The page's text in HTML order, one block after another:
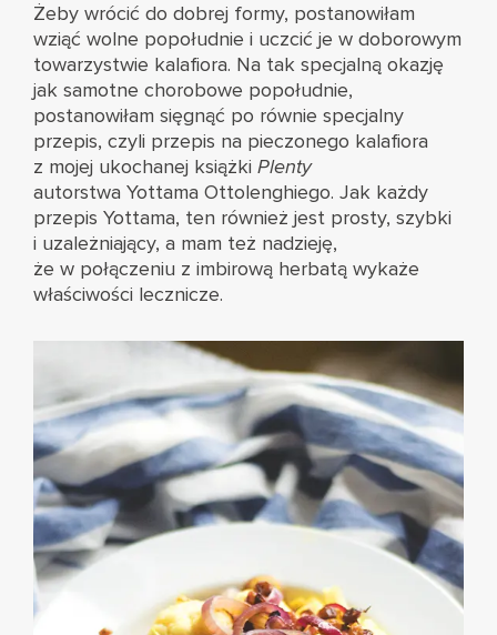
Żeby wrócić do dobrej formy, postanowiłam
wziąć wolne popołudnie i uczcić je w doborowym
towarzystwie kalafiora. Na tak specjalną okazję
jak samotne chorobowe popołudnie,
postanowiłam sięgnąć po równie specjalny
przepis, czyli przepis na pieczonego kalafiora
z mojej ukochanej książki Plenty
autorstwa Yottama Ottolenghiego. Jak każdy
przepis Yottama, ten również jest prosty, szybki
i uzależniający, a mam też nadzieję,
że w połączeniu z imbirową herbatą wykaże
właściwości lecznicze.